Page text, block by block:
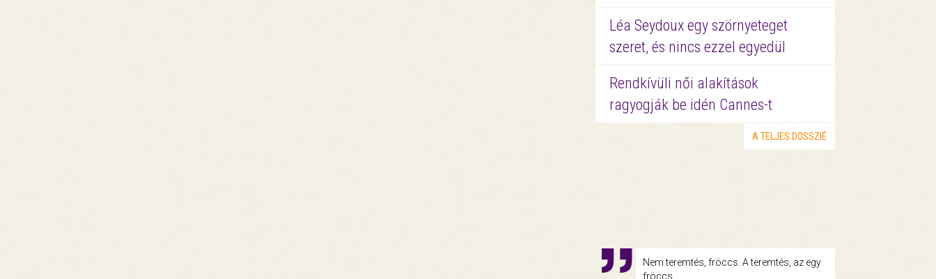
Léa Seydoux egy szörnyeteget
szeret, és nincs ezzel egyedül
Rendkívüli női alakítások
ragyogják be idén Cannes-t
A TELJES DOSSZIÉ
Nem teremtés, fröccs. A teremtés, az egy
fröccs.